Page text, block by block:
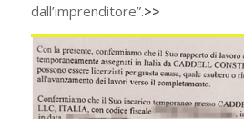
dall’imprenditore”.>>